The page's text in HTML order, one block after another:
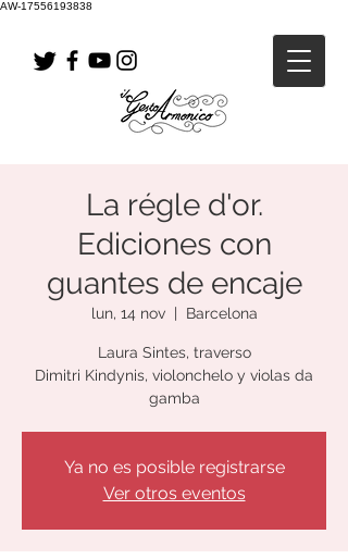
AW-17556193838
La régle d'or.
Ediciones con
guantes de encaje
lun, 14 nov
  |
Barcelona
Laura Sintes, traverso
Dimitri Kindynis, violonchelo y violas da
gamba
Ya no es posible registrarse
Ver otros eventos